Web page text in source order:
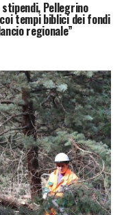
Pellegrino
tempi biblici dei fondi
regionale”